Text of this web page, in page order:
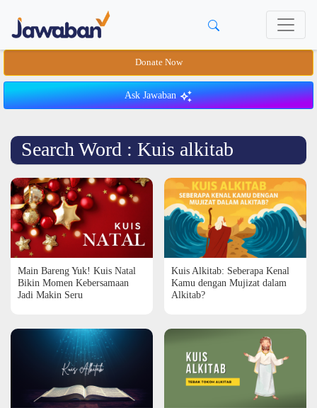
Donate Now
Ask Jawaban
Search Word : Kuis alkitab
Main Bareng Yuk! Kuis Natal
Bikin Momen Kebersamaan
Jadi Makin Seru
Kuis Alkitab: Seberapa Kenal
Kamu dengan Mujizat dalam
Alkitab?